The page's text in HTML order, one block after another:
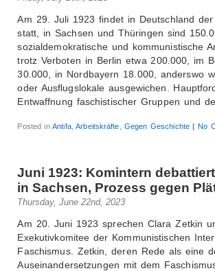
Am 29. Juli 1923 findet in Deutschland der
statt, in Sachsen und Thüringen sind
sozialdemokratische und kommunistische
trotz Verboten in Berlin etwa 200.000, im
30.000, in Nordbayern 18.000, anderswo
oder Ausflugslokale ausgewichen.
Entwaffnung faschistischer Gruppen und
Posted inAntifa,Arbeitskräfte ,Gegen Geschichte | No
Juni 1923: Komintern
in Sachsen, Prozess gegen
Thursday, June 22nd, 2023
Am 20. Juni 1923 sprechen Clara Zetkin
Exekutivkomitee der Kommunistischen
Faschismus. Zetkin, deren Rede als eine
Auseinandersetzungen mit dem